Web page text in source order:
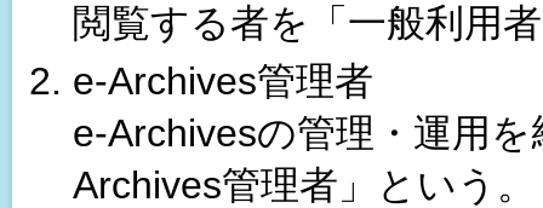
閲覧する者を「一般利用
e-Archives管理者
e-Archivesの管理・運用
Archives管理者」という。